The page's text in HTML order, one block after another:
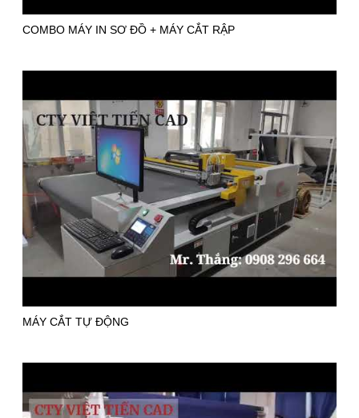
COMBO MÁY IN SƠ ĐỒ + MÁY CẮT RẬP
MÁY CẮT TỰ ĐỘNG